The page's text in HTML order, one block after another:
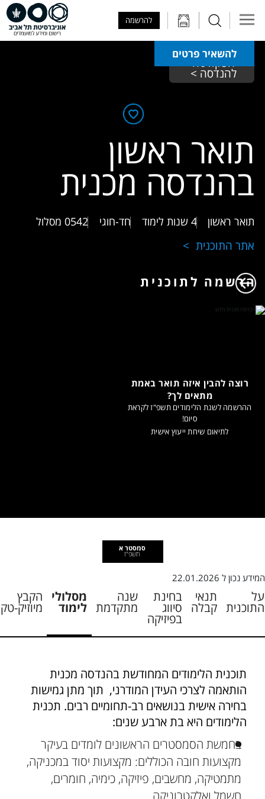
להרשמה
להשאיר פרטים
הפקולטה
להנדסה >
תואר ראשון
בהנדסה מכנית
תואר ראשון 4 שנות לימוד חד-חוגי 0542 מסלול
אתר התוכנית
הרשמה לתוכנית
רוצה להבין איזה תואר באמת
מתאים לך?
ההרשמה לשנת הלימודים תשפ"ז לקראת
סיום!
לתיאום שיחת ייעוץ אישית
סמסטר א
תשפ"ז
המידע נכון ל 22.01.2026
על
התוכנית
תנאי
קבלה
בחינת
סיווג
בפיזיקה
שנה
מתקדמת
מסלולי
לימוד
הקבץ
מיוזיק-טק
תוכנית הלימודים המחודשת בהנדסה מכנית
הותאמה לצרכי העידן המודרני, תוך מתן גמישות
בחירה אישית בנושאים רב-תחומיים רבים. תכנית
הלימודים היא בת ארבע שנים:
בחמשת הסמסטרים הראשונים לומדים בעיקר
מקצועות חובה הכוללים: מקצועות יסוד במכניקה,
מתמטיקה, מחשבים, פיזיקה, כימיה, חומרים,
חשמל ואלקטרוניקה